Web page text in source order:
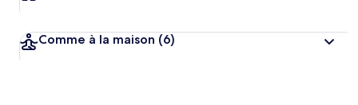
Comme à la maison (6)